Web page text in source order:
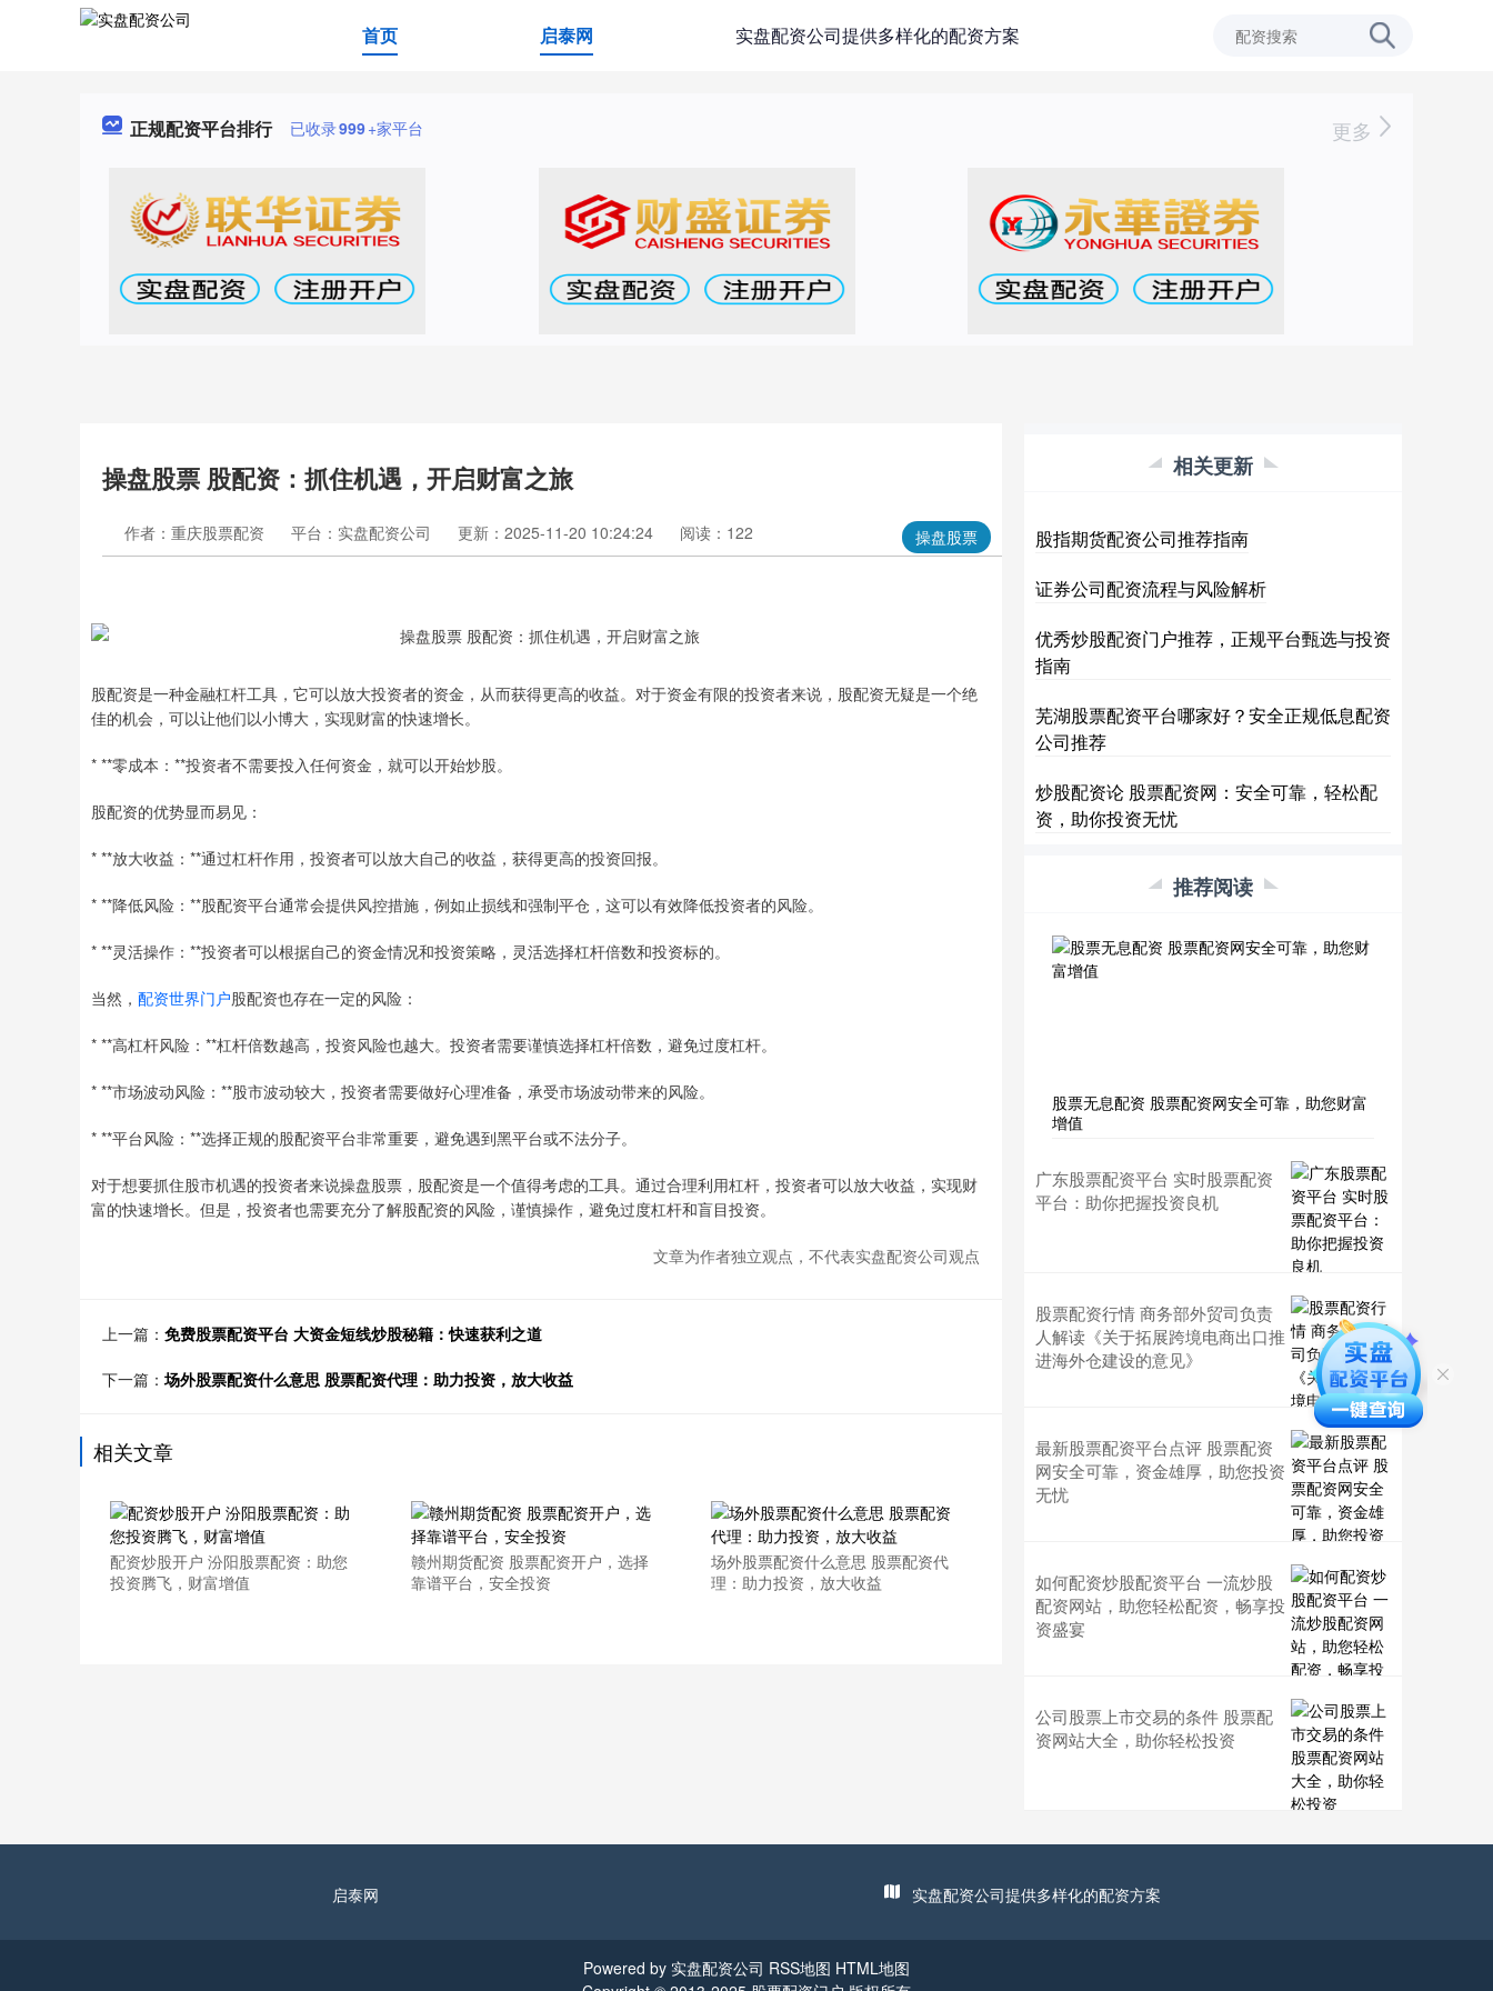
首页 启泰网 实盘配资公司提供多样化的配资方案
正规配资平台排行 已收录999+家平台 更多
操盘股票 股配资：抓住机遇，开启财富之旅
操盘股票
作者：重庆股票配资 平台：实盘配资公司 更新：2025-11-20 10:24:24 阅读：122
股配资是一种金融杠杆工具，它可以放大投资者的资金，从而获得更高的收益。对于资金有限的投资者来说，股配资无疑是一个绝
佳的机会，可以让他们以小博大，实现财富的快速增长。
* **零成本：**投资者不需要投入任何资金，就可以开始炒股。
股配资的优势显而易见：
* **放大收益：**通过杠杆作用，投资者可以放大自己的收益，获得更高的投资回报。
* **降低风险：**股配资平台通常会提供风控措施，例如止损线和强制平仓，这可以有效降低投资者的风险。
* **灵活操作：**投资者可以根据自己的资金情况和投资策略，灵活选择杠杆倍数和投资标的。
当然， 配资世界门户股配资也存在一定的风险：
* **高杠杆风险：**杠杆倍数越高，投资风险也越大。投资者需要谨慎选择杠杆倍数，避免过度杠杆。
* **市场波动风险：**股市波动较大，投资者需要做好心理准备，承受市场波动带来的风险。
* **平台风险：**选择正规的股配资平台非常重要，避免遇到黑平台或不法分子。
对于想要抓住股市机遇的投资者来说操盘股票，股配资是一个值得考虑的工具。通过合理利用杠杆，投资者可以放大收益，实现财
富的快速增长。但是，投资者也需要充分了解股配资的风险，谨慎操作，避免过度杠杆和盲目投资。
文章为作者独立观点，不代表实盘配资公司观点
上一篇： 免费股票配资平台 大资金短线炒股秘籍：快速获利之道
下一篇：场外股票配资什么意思 股票配资代理：助力投资，放大收益
相关文章
配资炒股开户 汾阳股票配资：助您
投资腾飞，财富增值
赣州期货配资 股票配资开户，选择
靠谱平台，安全投资
场外股票配资什么意思 股票配资代
理：助力投资，放大收益
相关更新
股指期货配资公司推荐指南
证券公司配资流程与风险解析
优秀炒股配资门户推荐，正规平台甄选与投资
指南
芜湖股票配资平台哪家好？安全正规低息配资
公司推荐
炒股配资论 股票配资网：安全可靠，轻松配
资，助你投资无忧
推荐阅读
股票无息配资 股票配资网安全可靠，助您财富
增值
广东股票配资平台 实时股票配资
平台：助你把握投资良机
股票配资行情 商务部外贸司负责
人解读《关于拓展跨境电商出口推
进海外仓建设的意见》
最新股票配资平台点评 股票配资
网安全可靠，资金雄厚，助您投资
无忧
如何配资炒股配资平台 一流炒股
配资网站，助您轻松配资，畅享投
资盛宴
公司股票上市交易的条件 股票配
资网站大全，助你轻松投资
启泰网 实盘配资公司提供多样化的配资方案
Powered by 实盘配资公司 RSS地图 HTML地图